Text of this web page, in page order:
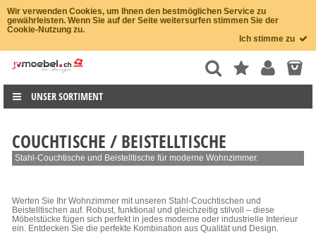
Wir verwenden Cookies, um Ihnen den bestmöglichen Service zu
gewährleisten. Wenn Sie auf der Seite weitersurfen stimmen Sie der
Cookie-Nutzung zu.
Ich stimme zu
UNSER SORTIMENT
COUCHTISCHE / BEISTELLTISCHE
Stahl-Couchtische und Beistelltische für moderne Wohnzimmer.
Werten Sie Ihr Wohnzimmer mit unseren Stahl-Couchtischen und
Beistelltischen auf. Robust, funktional und gleichzeitig stilvoll – diese
Möbelstücke fügen sich perfekt in jedes moderne oder industrielle Interieur
ein. Entdecken Sie die perfekte Kombination aus Qualität und Design.